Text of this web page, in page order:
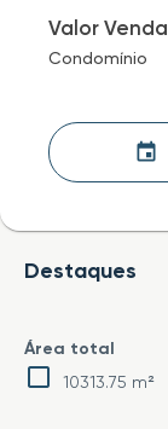
Valor Venda
Condomínio
Destaques
Área total
10313.75 m²